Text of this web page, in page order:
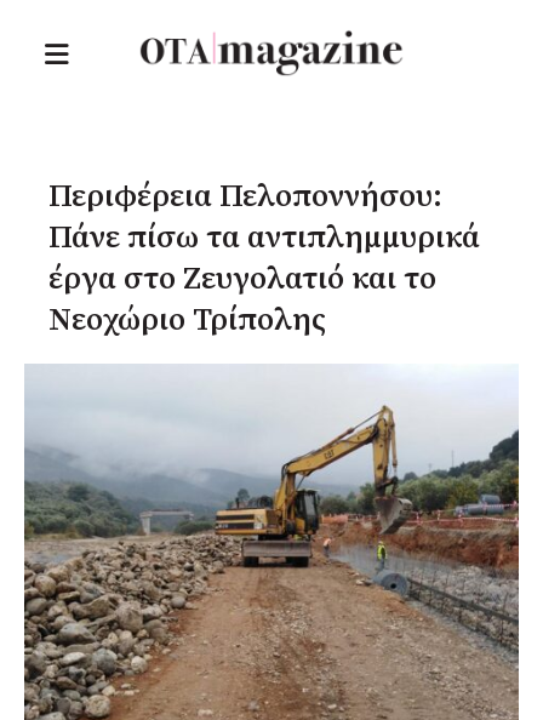
Περιφέρεια Πελοποννήσου:
Πάνε πίσω τα αντιπλημμυρικά
έργα στο Ζευγολατιό και το
Νεοχώριο Τρίπολης